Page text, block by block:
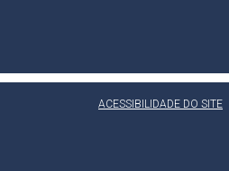
ACESSIBILIDADE DO SITE